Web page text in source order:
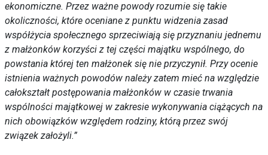
ekonomiczne. Przez ważne powody rozumie się takie
okoliczności, które oceniane z punktu widzenia zasad
współżycia społecznego sprzeciwiają się przyznaniu jednemu
z małżonków korzyści z tej części majątku wspólnego, do
powstania której ten małżonek się nie przyczynił. Przy ocenie
istnienia ważnych powodów należy zatem mieć na względzie
całokształt postępowania małżonków w czasie trwania
wspólności majątkowej w zakresie wykonywania ciążących na
nich obowiązków względem rodziny, którą przez swój
związek założyli.”